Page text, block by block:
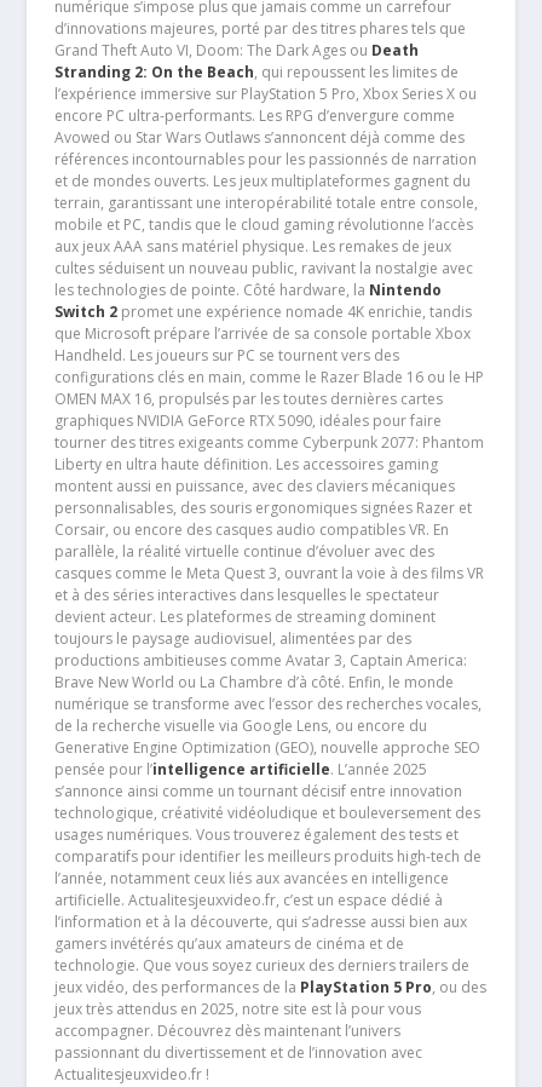
numérique s’impose plus que jamais comme un carrefour
d’innovations majeures, porté par des titres phares tels que
Grand Theft Auto VI, Doom: The Dark Ages ou Death
Stranding 2: On the Beach, qui repoussent les limites de
l’expérience immersive sur PlayStation 5 Pro, Xbox Series X ou
encore PC ultra-performants. Les RPG d’envergure comme
Avowed ou Star Wars Outlaws s’annoncent déjà comme des
références incontournables pour les passionnés de narration
et de mondes ouverts. Les jeux multiplateformes gagnent du
terrain, garantissant une interopérabilité totale entre console,
mobile et PC, tandis que le cloud gaming révolutionne l’accès
aux jeux AAA sans matériel physique. Les remakes de jeux
cultes séduisent un nouveau public, ravivant la nostalgie avec
les technologies de pointe. Côté hardware, la Nintendo
Switch 2promet une expérience nomade 4K enrichie, tandis
que Microsoft prépare l’arrivée de sa console portable Xbox
Handheld. Les joueurs sur PC se tournent vers des
configurations clés en main, comme le Razer Blade 16 ou le HP
OMEN MAX 16, propulsés par les toutes dernières cartes
graphiques NVIDIA GeForce RTX 5090, idéales pour faire
tourner des titres exigeants comme Cyberpunk 2077: Phantom
Liberty en ultra haute définition. Les accessoires gaming
montent aussi en puissance, avec des claviers mécaniques
personnalisables, des souris ergonomiques signées Razer et
Corsair, ou encore des casques audio compatibles VR. En
parallèle, la réalité virtuelle continue d’évoluer avec des
casques comme le Meta Quest 3, ouvrant la voie à des films VR
et à des séries interactives dans lesquelles le spectateur
devient acteur. Les plateformes de streaming dominent
toujours le paysage audiovisuel, alimentées par des
productions ambitieuses comme Avatar 3, Captain America:
Brave New World ou La Chambre d’à côté. Enfin, le monde
numérique se transforme avec l’essor des recherches vocales,
de la recherche visuelle via Google Lens, ou encore du
Generative Engine Optimization (GEO), nouvelle approche SEO
pensée pour l’intelligence artificielle. L’année 2025
s’annonce ainsi comme un tournant décisif entre innovation
technologique, créativité vidéoludique et bouleversement des
usages numériques. Vous trouverez également des tests et
comparatifs pour identifier les meilleurs produits high-tech de
l’année, notamment ceux liés aux avancées en intelligence
artificielle. Actualitesjeuxvideo.fr, c’est un espace dédié à
l’information et à la découverte, qui s’adresse aussi bien aux
gamers invétérés qu’aux amateurs de cinéma et de
technologie. Que vous soyez curieux des derniers trailers de
jeux vidéo, des performances de la PlayStation 5 Pro, ou des
jeux très attendus en 2025, notre site est là pour vous
accompagner. Découvrez dès maintenant l’univers
passionnant du divertissement et de l’innovation avec
Actualitesjeuxvideo.fr !